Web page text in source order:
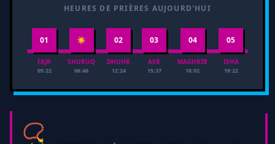
HEURES DE PRIÈRES AUJOURD'HUI
01
FAJR
05:22
☀
SHURUQ
06:46
02
DHUHR
12:24
03
ASR
15:37
04
MAGHRIB
18:02
05
ISHA
19:22
📿